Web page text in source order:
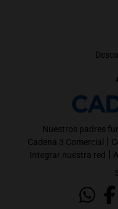
Nuestros padres
Cadena 3 Comercial |
Integrar nuestra red |